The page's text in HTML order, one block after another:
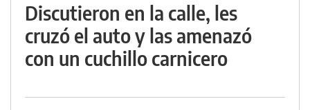
Discutieron en la calle, les
cruzó el auto y las amenazó
con un cuchillo carnicero